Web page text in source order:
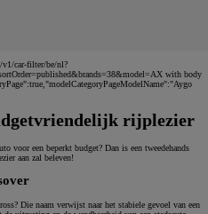
v1/car-filter/be/nl?
with body
rijplezier
voor een beperkt budget? Dan is een tweedehands
aan zal beleven!
Die naam verwijst naar het stabiele gevoel van een